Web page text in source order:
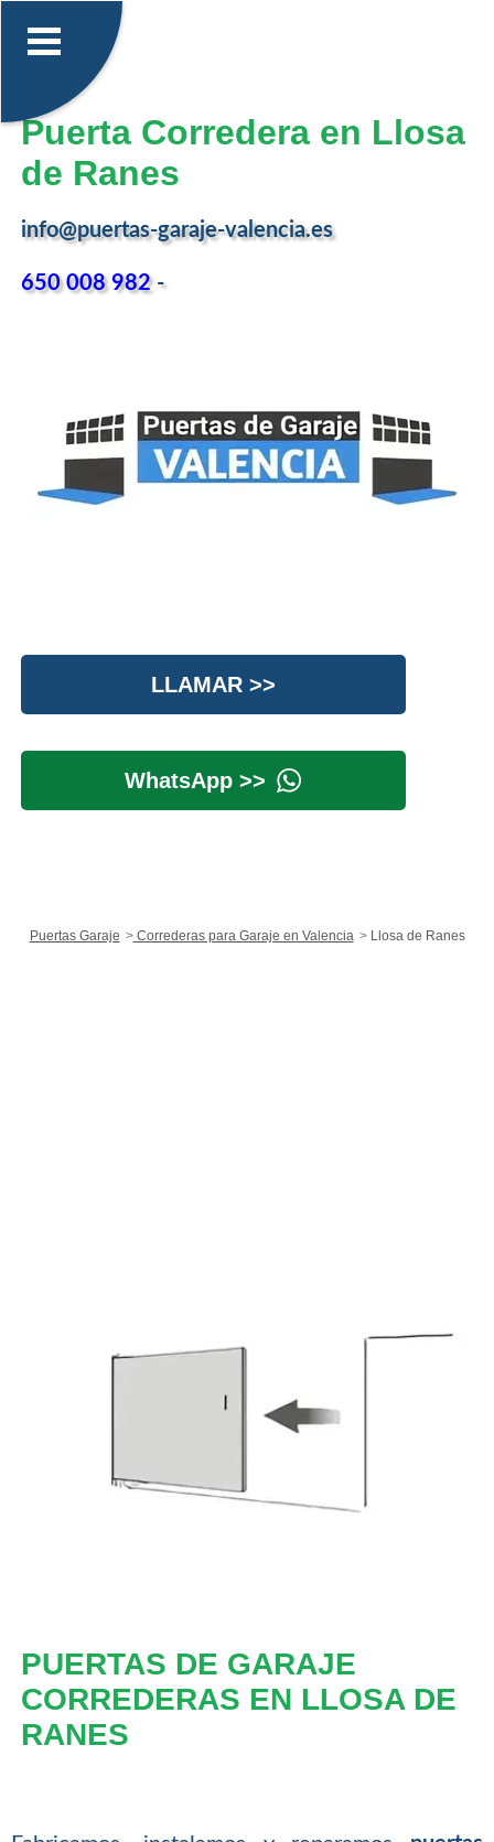
Puerta Corredera en Llosa
de Ranes
info@puertas-garaje-valencia.es
650 008 982-
LLAMAR >>
WhatsApp >>
Puertas Garaje Correderas para Garaje en Valencia Llosa de Ranes
PUERTAS DE GARAJE
CORREDERAS EN LLOSA DE
RANES